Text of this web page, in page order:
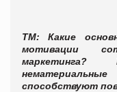
ТМ: Какие
мотивации
способствуют